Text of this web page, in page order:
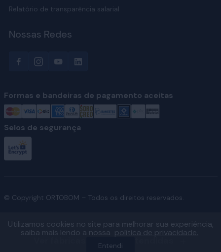
Relatório de transparência salarial
Nossas Redes
Formas e bandeiras de pagamento aceitas
Selos de segurança
© Copyright ORTOBOM – Todos os direitos reservados.
Ver fábricas e regiões atendidas
Utilizamos cookies no site para melhorar sua experiência,
saiba mais lendo a nossa política de privacidade.
Entendi